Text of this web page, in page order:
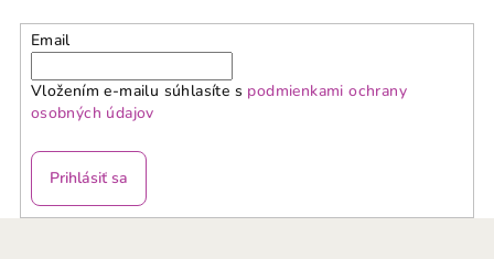
Email
Vložením e-mailu súhlasíte s podmienkami ochrany
osobných údajov
Prihlásiť sa